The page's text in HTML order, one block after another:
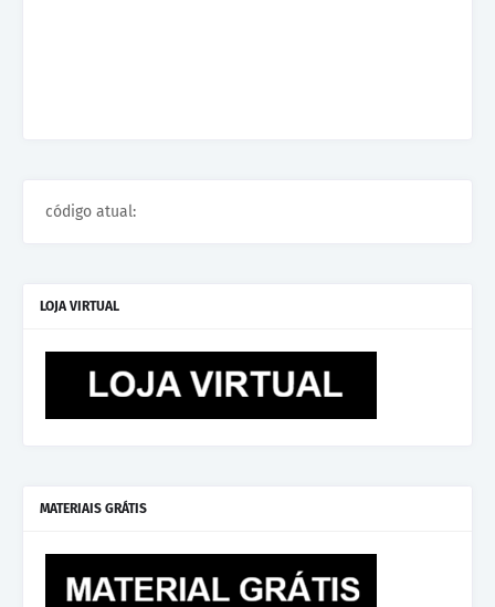
código atual:
LOJA VIRTUAL
MATERIAIS GRÁTIS